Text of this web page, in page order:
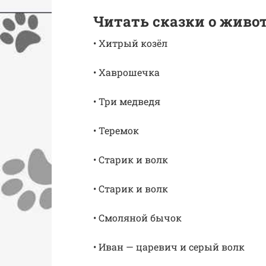
Читать сказки о
• Хитрый козёл
• Хаврошечка
• Три медведя
• Теремок
• Старик и волк
• Старик и волк
• Смоляной бычок
• Иван — царевич и серый волк